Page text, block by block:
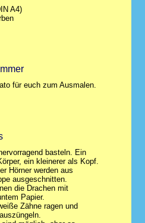
A4)
für euch zum Ausmalen.
basteln. Ein
ein kleinerer als Kopf.
Hörner werden aus
ausgeschnitten.
die Drachen mit
Papier.
Zähne ragen und